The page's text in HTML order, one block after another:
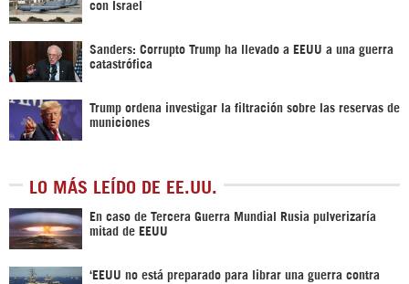
con Israel
Sanders: Corrupto Trump ha llevado a EEUU a una guerra
catastrófica
Trump ordena investigar la filtración sobre las reservas de
municiones
LO MÁS LEÍDO DE EE.UU.
En caso de Tercera Guerra Mundial Rusia pulverizaría
mitad de EEUU
‘EEUU no está preparado para librar una guerra contra